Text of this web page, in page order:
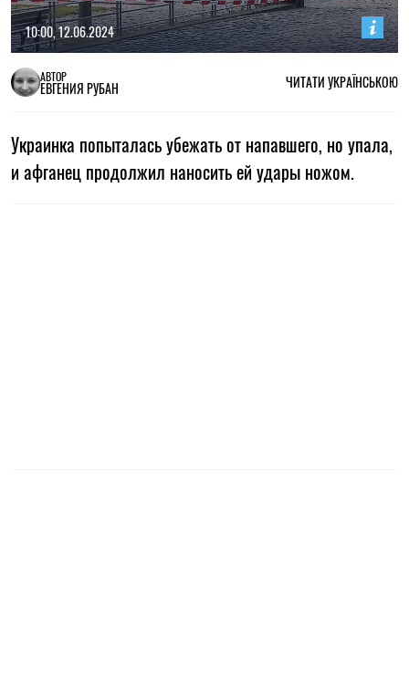
10:00, 12.06.2024
АВТОР
ЕВГЕНИЯ РУБАН ЧИТАТИ УКРАЇНСЬКОЮ
Украинка попыталась убежать от напавшего, но упала,
и афганец продолжил наносить ей удары ножом.